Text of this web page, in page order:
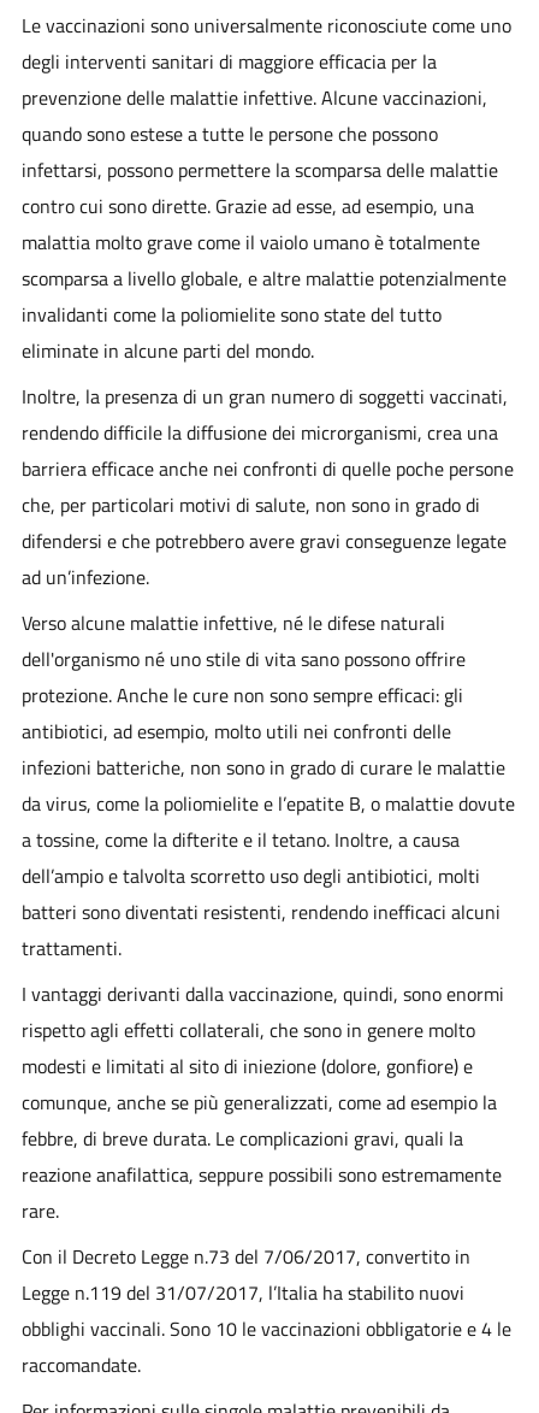
Le vaccinazioni sono universalmente riconosciute come uno
degli interventi sanitari di maggiore efficacia per la
prevenzione delle malattie infettive. Alcune vaccinazioni,
quando sono estese a tutte le persone che possono
infettarsi, possono permettere la scomparsa delle malattie
contro cui sono dirette. Grazie ad esse, ad esempio, una
malattia molto grave come il vaiolo umano è totalmente
scomparsa a livello globale, e altre malattie potenzialmente
invalidanti come la poliomielite sono state del tutto
eliminate in alcune parti del mondo.
Inoltre, la presenza di un gran numero di soggetti vaccinati,
rendendo difficile la diffusione dei microrganismi, crea una
barriera efficace anche nei confronti di quelle poche persone
che, per particolari motivi di salute, non sono in grado di
difendersi e che potrebbero avere gravi conseguenze legate
ad un’infezione.
Verso alcune malattie infettive, né le difese naturali
dell'organismo né uno stile di vita sano possono offrire
protezione. Anche le cure non sono sempre efficaci: gli
antibiotici, ad esempio, molto utili nei confronti delle
infezioni batteriche, non sono in grado di curare le malattie
da virus, come la poliomielite e l’epatite B, o malattie dovute
a tossine, come la difterite e il tetano. Inoltre, a causa
dell’ampio e talvolta scorretto uso degli antibiotici, molti
batteri sono diventati resistenti, rendendo inefficaci alcuni
trattamenti.
I vantaggi derivanti dalla vaccinazione, quindi, sono enormi
rispetto agli effetti collaterali, che sono in genere molto
modesti e limitati al sito di iniezione (dolore, gonfiore) e
comunque, anche se più generalizzati, come ad esempio la
febbre, di breve durata. Le complicazioni gravi, quali la
reazione anafilattica, seppure possibili sono estremamente
rare.
Con il Decreto Legge n.73 del 7/06/2017, convertito in
Legge n.119 del 31/07/2017, l’Italia ha stabilito nuovi
obblighi vaccinali. Sono 10 le vaccinazioni obbligatorie e 4 le
raccomandate.